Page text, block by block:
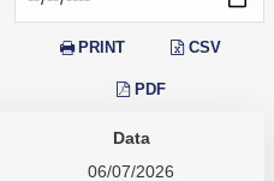
PRINT CSV
PDF
Data
06/07/2026